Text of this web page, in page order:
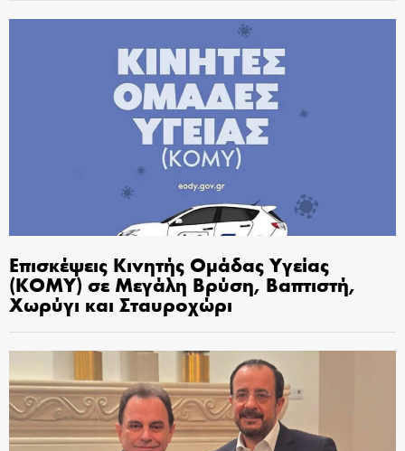
Επισκέψεις Κινητής Ομάδας Υγείας
(ΚΟΜΥ) σε Μεγάλη Βρύση, Βαπτιστή,
Χωρύγι και Σταυροχώρι